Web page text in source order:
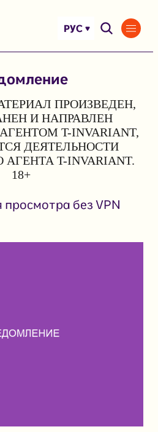
РУС
ПРОИЗВЕДЕН,
И НАПРАВЛЕН
T-INVARIANT,
ДЕЯТЕЛЬНОСТИ
T-INVARIANT.
18+
без VPN